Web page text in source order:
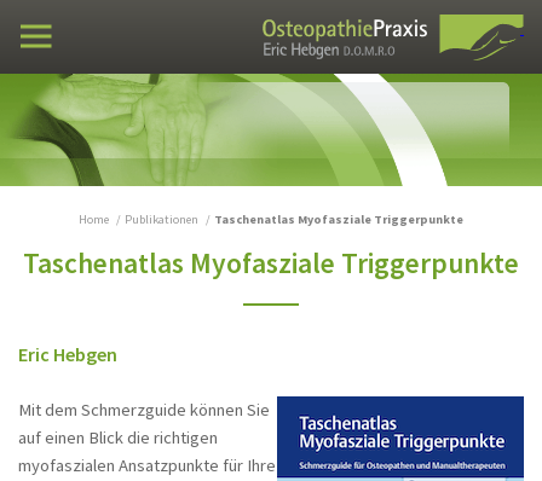
Fortbildung VXIO
Praxen
Osteopathie
Fallbeispiele
Lebenslauf
Publikationen
News 2
Viszeralosteopathie - Grundlagen und
Techniken
Home Publikationen Taschenatlas Myofasziale Triggerpunkte
Taschenatlas Myofasziale Triggerpunkte
Eric Hebgen
Mit dem Schmerzguide können Sie
auf einen Blick die richtigen
myofaszialen Ansatzpunkte für Ihre